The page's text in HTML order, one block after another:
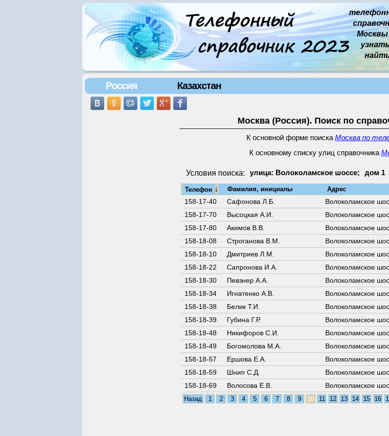
Москвы
узнать
найти
Россия Казахстан
Москва (Россия). Поиск по
К основной форме поиска Москва по
К основному списку улиц справочника
Условия поиска: улица: Волоколамское шоссе; дом 1
Телефон ↓ Фамилия, инициалы Адрес
158-17-40 Сафонова Л.Б. Волоколамское
158-17-70
Высоцкая А.И. Волоколамское
158-17-80
Акимов В.В. Волоколамское
158-18-08
Строганова В.М. Волоколамское
158-18-10
Дмитриев Л.М. Волоколамское
158-18-22
Сапронова И.А. Волоколамское
158-18-30
Певзнер А.А. Волоколамское
158-18-34
Игнатенко А.В. Волоколамское
158-18-38
Белик Т.И. Волоколамское
158-18-39
Губина Г.Р. Волоколамское
158-18-48
Никифоров С.И. Волоколамское
158-18-49
Богомолова М.А. Волоколамское
158-18-57
Ершова Е.А. Волоколамское
158-18-59
Шнип С.Д. Волоколамское
158-18-69
Волосова Е.В. Волоколамское
Назад 1 2 3 4 5 6 7 8 9 10 11 12 13 14 15 16